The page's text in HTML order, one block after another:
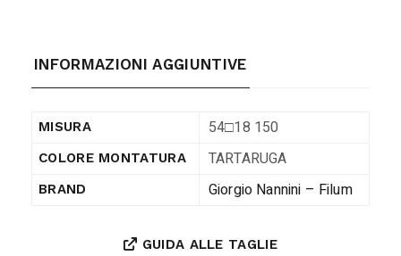
INFORMAZIONI AGGIUNTIVE
MISURA 54□18 150
COLORE MONTATURA TARTARUGA
BRAND Giorgio Nannini – Filum
GUIDA ALLE TAGLIE